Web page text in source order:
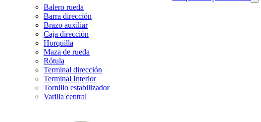
Balero rueda
Barra dirección
Brazo auxiliar
Caja dirección
Horquilla
Maza de rueda
Rótula
Terminal dirección
Terminal Interior
Tornillo estabilizador
Varilla central